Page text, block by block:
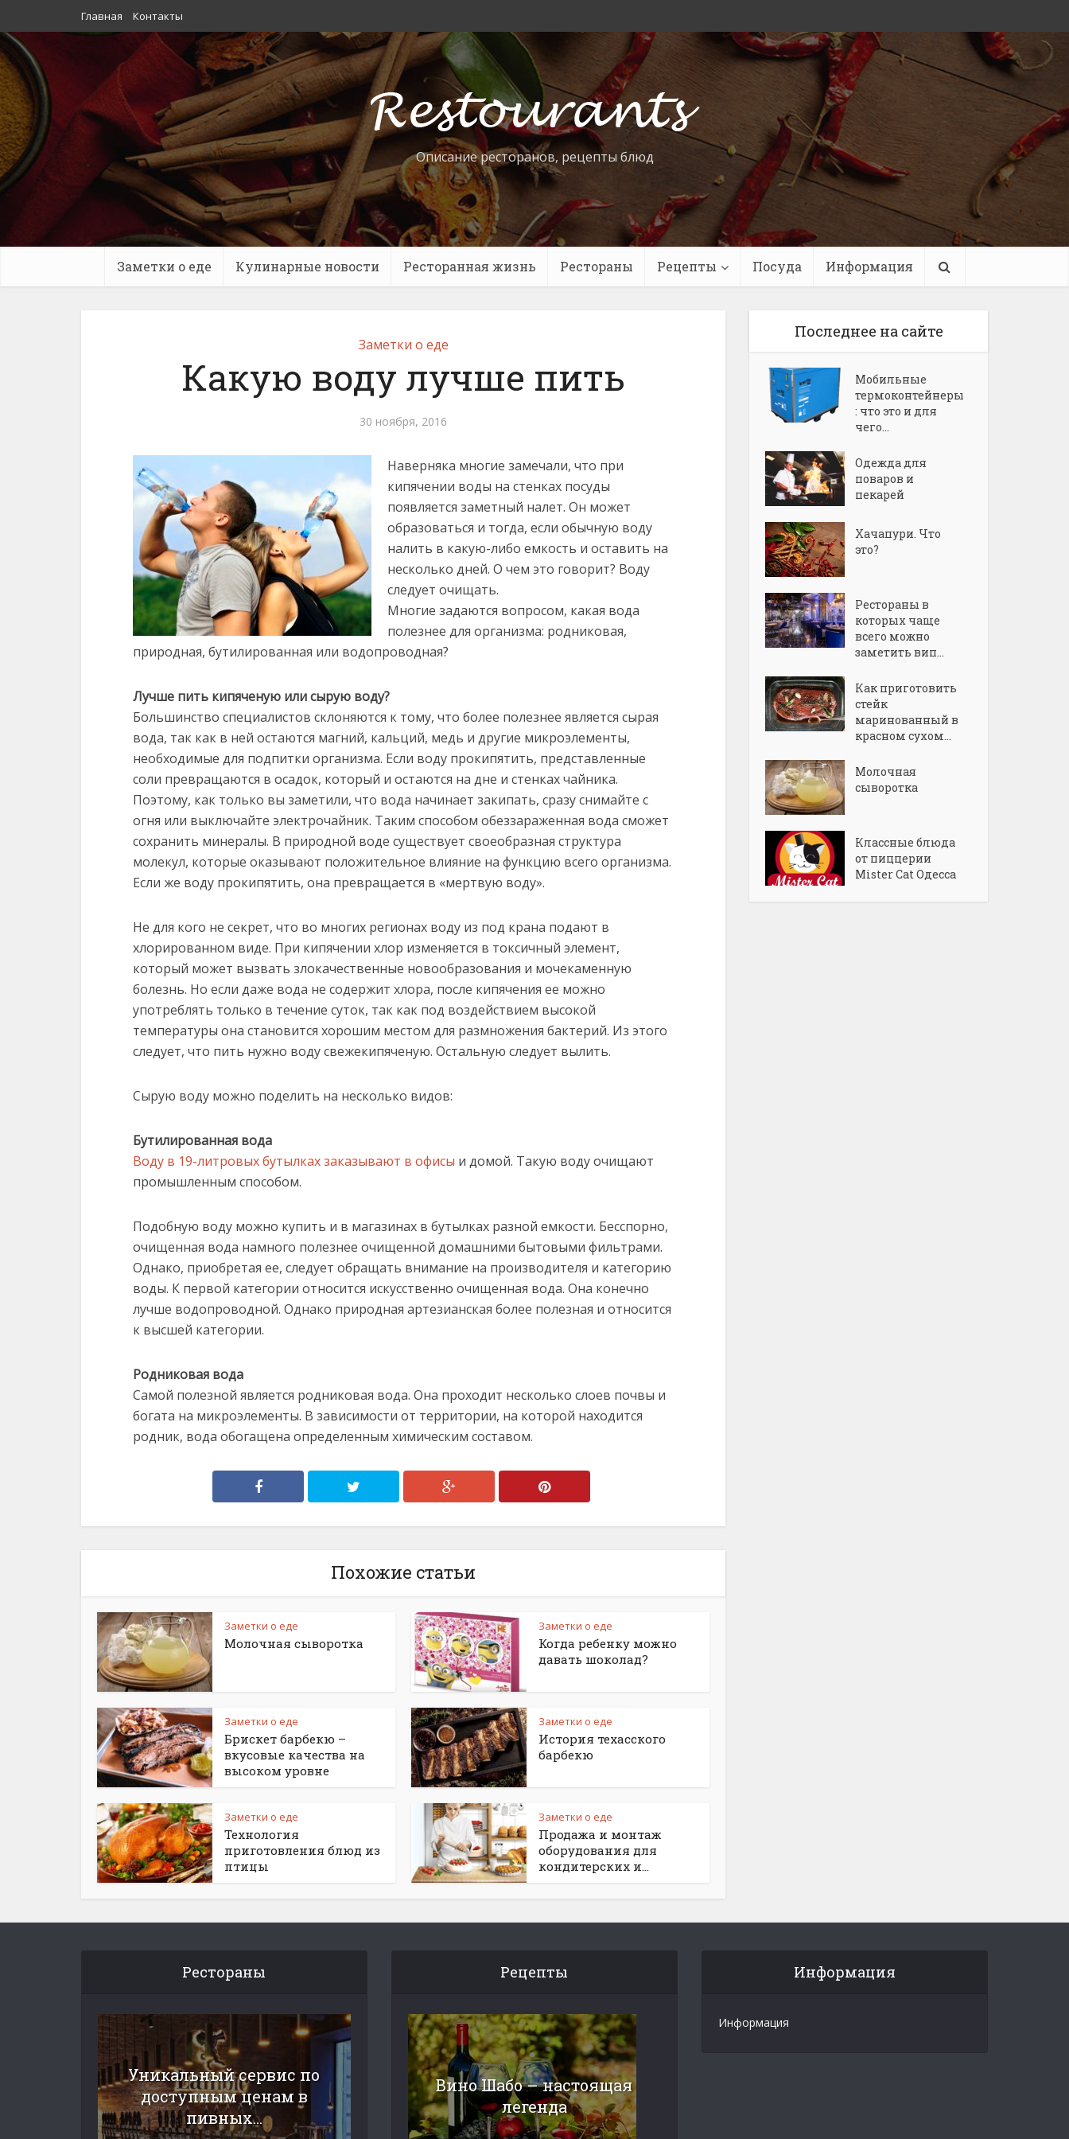
Главная Контакты
Описание ресторанов, рецепты блюд
Заметки о еде Кулинарные новости Ресторанная жизнь Рестораны Рецепты Посуда Информация
Заметки о еде
Какую воду лучше пить
30 ноября, 2016
Наверняка многие замечали, что при
кипячении воды на стенках посуды
появляется заметный налет. Он может
образоваться и тогда, если обычную воду
налить в какую-либо емкость и оставить на
несколько дней. О чем это говорит? Воду
следует очищать.
Многие задаются вопросом, какая вода
полезнее для организма: родниковая,
природная, бутилированная или водопроводная?
Лучше пить кипяченую или сырую воду?
Большинство специалистов склоняются к тому, что более полезнее является сырая
вода, так как в ней остаются магний, кальций, медь и другие микроэлементы,
необходимые для подпитки организма. Если воду прокипятить, представленные
соли превращаются в осадок, который и остаются на дне и стенках чайника.
Поэтому, как только вы заметили, что вода начинает закипать, сразу снимайте с
огня или выключайте электрочайник. Таким способом обеззараженная вода сможет
сохранить минералы. В природной воде существует своеобразная структура
молекул, которые оказывают положительное влияние на функцию всего организма.
Если же воду прокипятить, она превращается в «мертвую воду».
Не для кого не секрет, что во многих регионах воду из под крана подают в
хлорированном виде. При кипячении хлор изменяется в токсичный элемент,
который может вызвать злокачественные новообразования и мочекаменную
болезнь. Но если даже вода не содержит хлора, после кипячения ее можно
употреблять только в течение суток, так как под воздействием высокой
температуры она становится хорошим местом для размножения бактерий. Из этого
следует, что пить нужно воду свежекипяченую. Остальную следует вылить.
Сырую воду можно поделить на несколько видов:
Бутилированная вода
Воду в 19-литровых бутылках заказывают в офисы и домой. Такую воду очищают
промышленным способом.
Подобную воду можно купить и в магазинах в бутылках разной емкости. Бесспорно,
очищенная вода намного полезнее очищенной домашними бытовыми фильтрами.
Однако, приобретая ее, следует обращать внимание на производителя и категорию
воды. К первой категории относится искусственно очищенная вода. Она конечно
лучше водопроводной. Однако природная артезианская более полезная и относится
к высшей категории.
Родниковая вода
Самой полезной является родниковая вода. Она проходит несколько слоев почвы и
богата на микроэлементы. В зависимости от территории, на которой находится
родник, вода обогащена определенным химическим составом.
Похожие статьи
Заметки о еде
Молочная сыворотка
Заметки о еде
Когда ребенку можно
давать шоколад?
Заметки о еде
Брискет барбекю –
вкусовые качества на
высоком уровне
Заметки о еде
История техасского
барбекю
Заметки о еде
Технология
приготовления блюд из
птицы
Заметки о еде
Продажа и монтаж
оборудования для
кондитерских и...
Последнее на сайте
Мобильные
термоконтейнеры
: что это и для
чего...
Одежда для
поваров и
пекарей
Хачапури. Что
это?
Рестораны в
которых чаще
всего можно
заметить вип...
Как приготовить
стейк
маринованный в
красном сухом...
Молочная
сыворотка
Классные блюда
от пиццерии
Mister Cat Одесса
Рестораны
Уникальный сервис по
доступным ценам в
пивных...
Рецепты
Вино Шабо – настоящая
легенда
Информация
Информация